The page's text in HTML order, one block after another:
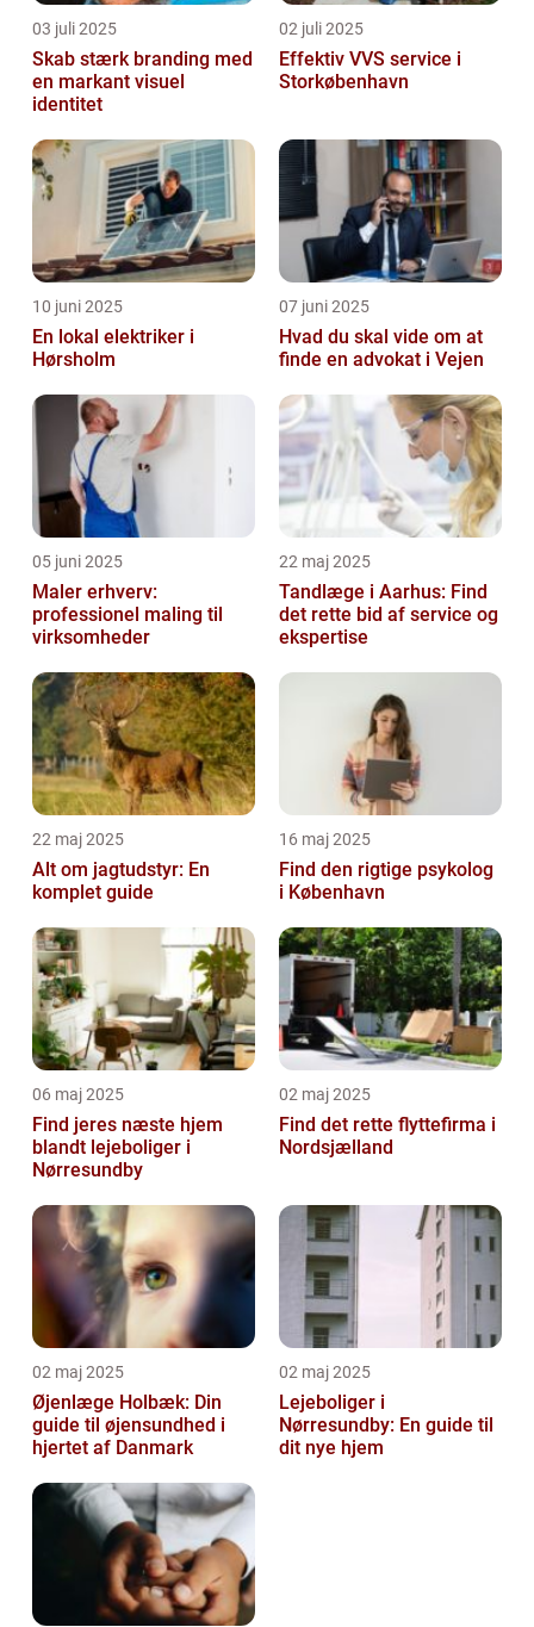
03 juli 2025
Skab stærk branding med
en markant visuel
identitet
02 juli 2025
Effektiv VVS service i
Storkøbenhavn
10 juni 2025
En lokal elektriker i
Hørsholm
07 juni 2025
Hvad du skal vide om at
finde en advokat i Vejen
05 juni 2025
Maler erhverv:
professionel maling til
virksomheder
22 maj 2025
Tandlæge i Aarhus: Find
det rette bid af service og
ekspertise
22 maj 2025
Alt om jagtudstyr: En
komplet guide
16 maj 2025
Find den rigtige psykolog
i København
06 maj 2025
Find jeres næste hjem
blandt lejeboliger i
Nørresundby
02 maj 2025
Find det rette flyttefirma i
Nordsjælland
02 maj 2025
Øjenlæge Holbæk: Din
guide til øjensundhed i
hjertet af Danmark
02 maj 2025
Lejeboliger i
Nørresundby: En guide til
dit nye hjem